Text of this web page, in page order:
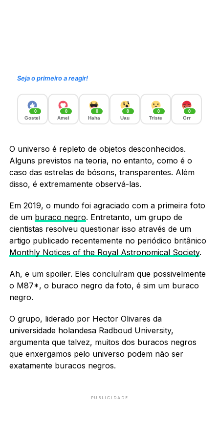
Seja o primeiro a reagir!
0
Gostei
0
Amei
0
Haha
0
Uau
0
Triste
0
Grr
O universo é repleto de objetos desconhecidos.
Alguns previstos na teoria, no entanto, como é o
caso das estrelas de bósons, transparentes. Além
disso, é extremamente observá-las.
Em 2019, o mundo foi agraciado com a primeira foto
de um buraco negro. Entretanto, um grupo de
cientistas resolveu questionar isso através de um
artigo publicado recentemente no periódico britânico
Monthly Notices of the Royal Astronomical Society.
Ah, e um spoiler. Eles concluíram que possivelmente
o M87*, o buraco negro da foto, é sim um buraco
negro.
O grupo, liderado por Hector Olivares da
universidade holandesa Radboud University,
argumenta que talvez, muitos dos buracos negros
que enxergamos pelo universo podem não ser
exatamente buracos negros.
PUBLICIDADE